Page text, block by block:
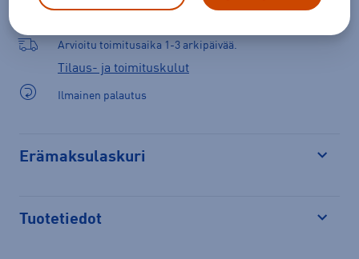
Arvioitu toimitusaika 1-3 arkipäivää.
Tilaus- ja toimituskulut
Ilmainen palautus
Erämaksulaskuri
Tuotetiedot